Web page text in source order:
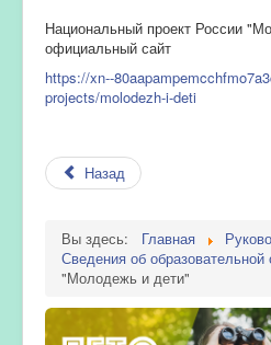
Национальный проект России
официальный сайт
https://xn--
projects/molodezh-i-deti
Назад
Вы здесь: Главная
Сведения об образовательной
"Молодежь и дети"